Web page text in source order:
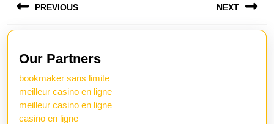
navigation
PREVIOUS
Previous
post:
NEXT
Our Partners
bookmaker sans limite
meilleur casino en ligne
meilleur casino en ligne
casino en ligne